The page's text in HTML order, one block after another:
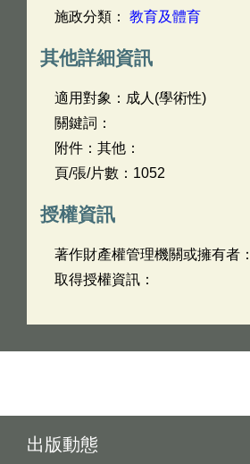
施政分類： 教育及體育
其他詳細資訊
適用對象：成人(學術性)
關鍵詞：
附件：其他：
頁/張/片數：1052
授權資訊
著作財產權管理機關或擁有者：
取得授權資訊：
出版動態